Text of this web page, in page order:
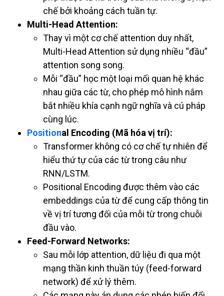
chế bởi khoảng cách tuần tự.
Multi-Head Attention:
Thay vì một cơ chế attention duy nhất,
Multi-Head Attention sử dụng nhiều “đầu”
attention song song.
Mỗi “đầu” học một loại mối quan hệ khác
nhau giữa các từ, cho phép mô hình nắm
bắt nhiều khía cạnh ngữ nghĩa và cú pháp
cùng lúc.
Positional Encoding (Mã hóa vị trí):
Transformer không có cơ chế tự nhiên để
hiểu thứ tự của các từ trong câu như
RNN/LSTM.
Positional Encoding được thêm vào các
embeddings của từ để cung cấp thông tin
về vị trí tương đối của mỗi từ trong chuỗi
đầu vào.
Feed-Forward Networks:
Sau mỗi lớp attention, dữ liệu đi qua một
mạng thần kinh thuần túy (feed-forward
network) để xử lý thêm.